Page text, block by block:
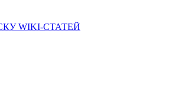
WIKI-СТАТЕЙ